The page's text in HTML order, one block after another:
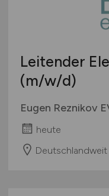
Leitender
(m/w/d)
Eugen Reznikov
heute
Deutschlandweit